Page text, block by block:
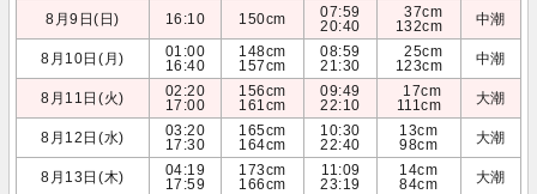
8月9日(日)
16:10 150cm
07:59
20:40
37cm
132cm
中潮
8月10日(月)
01:00
16:40
148cm
157cm
08:59
21:30
25cm
123cm
中潮
8月11日(火)
02:20
17:00
156cm
161cm
09:49
22:10
17cm
111cm
大潮
8月12日(水)
03:20
17:30
165cm
164cm
10:30
22:40
13cm
98cm
大潮
8月13日(木)
04:19
17:59
173cm
166cm
11:09
23:19
14cm
84cm
大潮